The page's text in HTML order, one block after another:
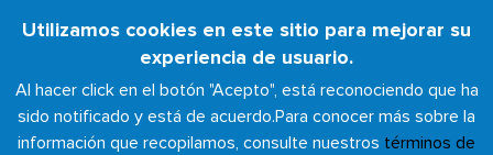
Utilizamos cookies en este sitio para mejorar su
experiencia de usuario.
Al hacer click en el botón "Acepto", está reconociendo que ha
sido notificado y está de acuerdo.Para conocer más sobre la
información que recopilamos, consulte nuestros términos de
principal
Toggle